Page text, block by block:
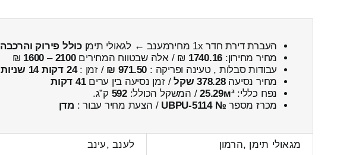
העברת דירת חדר 1x מחירמענב ← לגאולי תימן
כולל פירוק והרכבה
מחיר מחירון: 1740.16 ₪ / אלה שבטווח המחירים2100
–
1600
₪
עבודות סבלות , טעינה ופריקה : 971.50 ₪ / זמן :24 דקות 14 שניות
מחיר נסיעה378.28 שקל / זמן נסיעה בין ערים41 דקות
נפח כללי:25.29м³/ המשקל הכולל:592 ק”ג.
מכרז מספר № UBPU-5114 / הצעת מחיר עבור : מדן
מגאולי תימן ,הרמון
לענב ,עינב